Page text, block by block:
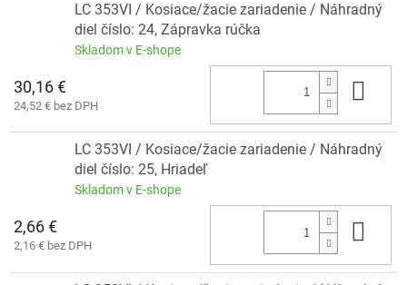
LC 353VI / Kosiace/žacie zariadenie / Náhradný
diel číslo: 24, Zápravka rúčka
Skladom v E-shope
30,16 €
24,52 € bez DPH
LC 353VI / Kosiace/žacie zariadenie / Náhradný
diel číslo: 25, Hriadeľ
Skladom v E-shope
2,66 €
2,16 € bez DPH